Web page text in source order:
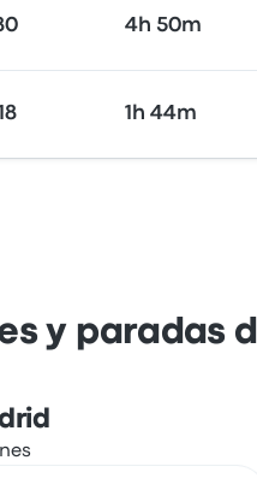
4h 50m
1h 44m
y paradas